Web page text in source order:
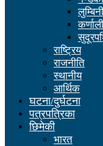
राष्ट्रिय
राजनीति
स्थानीय
आर्थिक
घटना/दुर्घटना
पत्रपत्रिका
छिमेकी
भारत